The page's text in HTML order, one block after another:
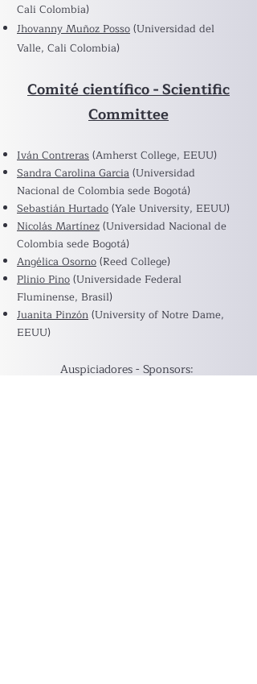
Cali Colombia)
Jhovanny Muñoz Posso(Universidad del
Valle, Cali Colombia)
Comité científico - Scientific
Committee
Iván Contreras(Amherst College, EEUU)
Sandra Carolina Garcia(Universidad
Nacional de Colombia sede Bogotá)
Sebastián Hurtado(Yale University, EEUU)
Nicolás Martínez(Universidad Nacional de
Colombia sede Bogotá)
Angélica Osorno(Reed College)
Plinio Pino(Universidade Federal
Fluminense, Brasil)
Juanita Pinzón(University of Notre Dame,
EEUU)
Auspiciadores - Sponsors: ​